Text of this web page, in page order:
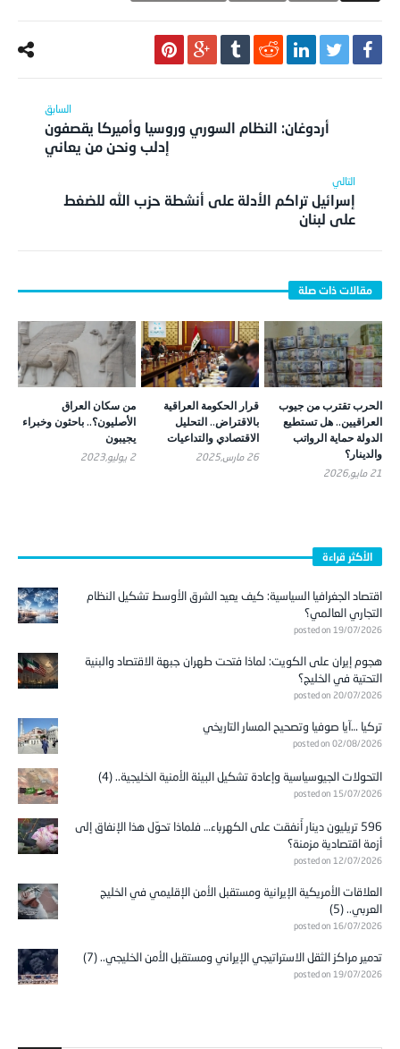
أردوغان: النظام السوري وروسيا وأميركا يقصفون
إدلب ونحن من يعاني
إسرائيل تراكم الأدلة على أنشطة حزب الله للضغط
على لبنان
الحرب تقترب من جيوب
العراقيين.. هل تستطيع
الدولة حماية الرواتب
والدينار؟
21 مايو,2026
قرار الحكومة العراقية
بالاقتراض.. التحليل
الاقتصادي والتداعيات
26 مارس,2025
من سكان العراق
الأصليون؟.. باحثون وخبراء
يجيبون
2 يوليو,2023
الأكثر قراءة
اقتصاد الجغرافيا السياسية: كيف يعيد الشرق الأوسط تشكيل النظام
التجاري العالمي؟
posted on 19/07/2026
هجوم إيران على الكويت: لماذا فتحت طهران جبهة الاقتصاد والبنية
التحتية في الخليج؟
posted on 20/07/2026
تركيا …آيا صوفيا وتصحيح المسار التاريخي
posted on 02/08/2026
التحولات الجيوسياسية وإعادة تشكيل البيئة الأمنية الخليجية.. (4)
posted on 15/07/2026
596 تريليون دينار أُنفقت على الكهرباء… فلماذا تحوّل هذا الإنفاق إلى
أزمة اقتصادية مزمنة؟
posted on 12/07/2026
العلاقات الأمريكية الإيرانية ومستقبل الأمن الإقليمي في الخليج
العربي.. (5)
posted on 16/07/2026
تدمير مراكز الثقل الاستراتيجي الإيراني ومستقبل الأمن الخليجي.. (7)
posted on 19/07/2026